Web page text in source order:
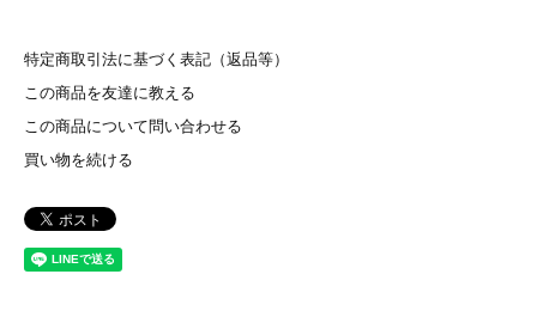
特定商取引法に基づく表記（返品等）
この商品を友達に教える
この商品について問い合わせる
買い物を続ける